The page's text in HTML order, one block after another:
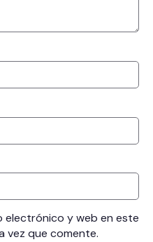
electrónico y web en este
vez que comente.